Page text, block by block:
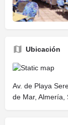
Ubicación
Av. de Playa
de Mar, Almería,